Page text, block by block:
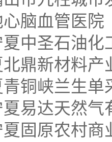
脑血管医院
中圣石油化
鼎新材料产
铜峡兰生单
易达天然气
固原农村